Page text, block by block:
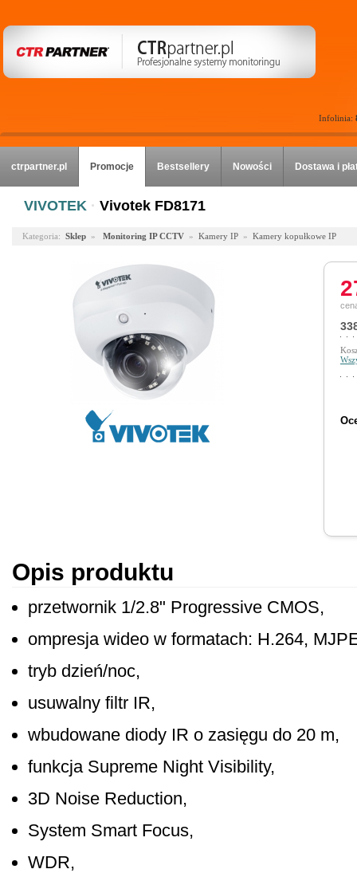
Infolinia:
ctrpartner.pl Promocje Bestsellery Nowości Dostawa i
VIVOTEK · Vivotek FD8171
Kategoria: Sklep » Monitoring IP CCTV » Kamery IP » Kamery kopułkowe IP
Opis produktu
przetwornik 1/2.8" Progressive CMOS,
ompresja wideo w formatach: H.264,
tryb dzień/noc,
usuwalny filtr IR,
wbudowane diody IR o zasięgu do 20 m,
funkcja Supreme Night Visibility,
3D Noise Reduction,
System Smart Focus,
WDR,